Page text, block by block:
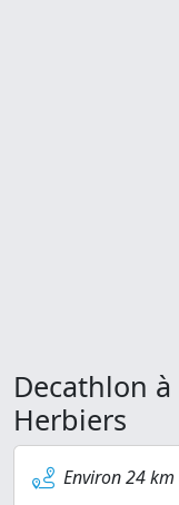
Decathlon
Herbiers
Environ 24